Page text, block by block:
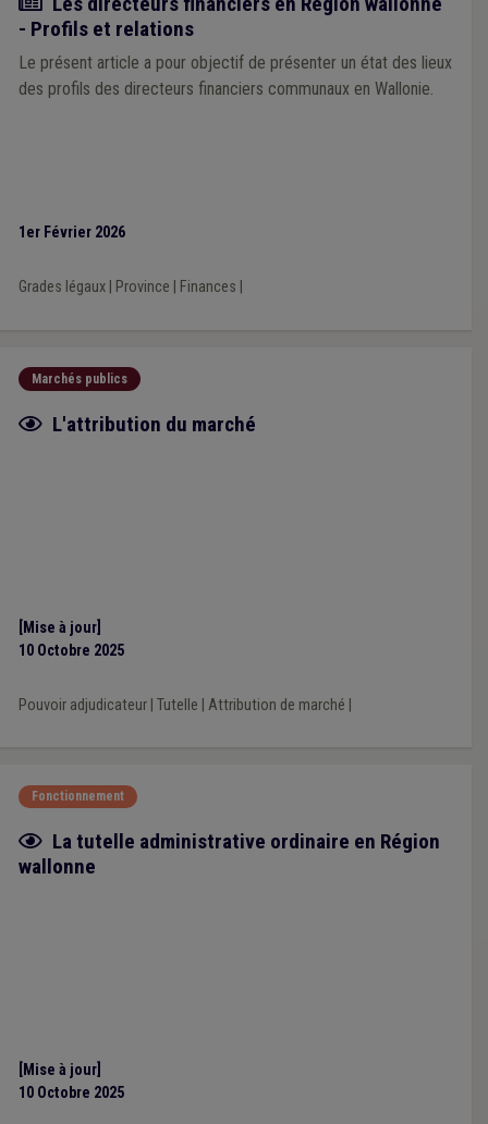
- Profils et relations
Le présent article a pour objectif de présenter un état des lieux
des profils des directeurs financiers communaux en Wallonie.
1er Février 2026
Grades légaux| Province Finances
Marchés publics
Fiche focus
L'attribution du marché
[Mise à jour]
10 Octobre 2025
Pouvoir adjudicateur| Tutelle Attribution de marché
Fonctionnement
Fiche focus
La tutelle administrative ordinaire en Région
wallonne
[Mise à jour]
10 Octobre 2025